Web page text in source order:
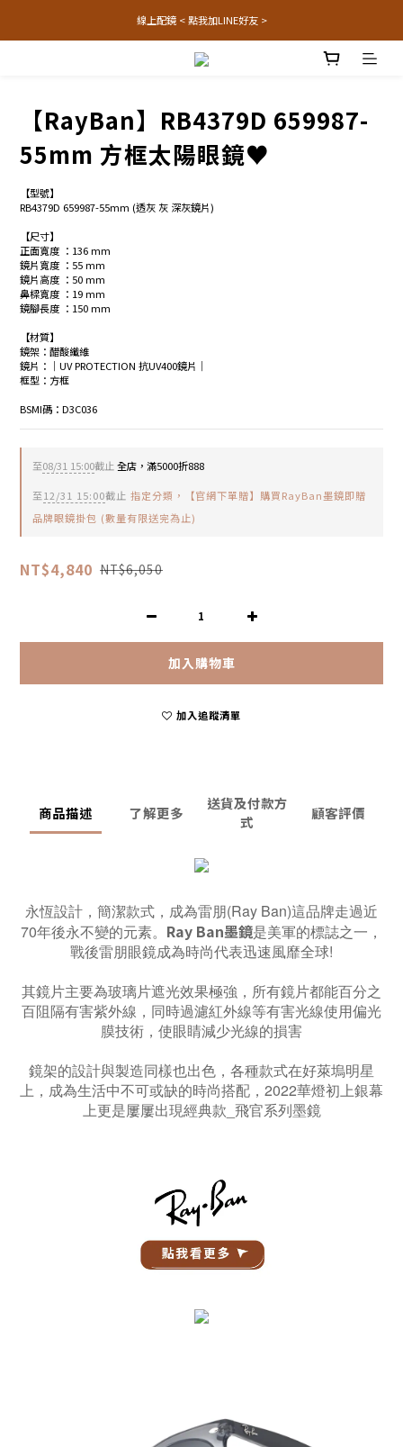
線上配鏡 < 點我加LINE好友 >
【RayBan】RB4379D 659987-
55mm 方框太陽眼鏡♥
【型號】
RB4379D 659987-55mm (透灰 灰 深灰鏡片)
【尺寸】
正面寬度 ：136 mm
鏡片寬度 ：55 mm
鏡片高度 ：50 mm
鼻樑寬度 ：19 mm
鏡腳長度 ：150 mm
【材質】
鏡架：醋酸纖維
鏡片：│UV PROTECTION 抗UV400鏡片│
框型：方框
BSMI碼：D3C036
至08/31 15:00截止全店，滿5000折888
至12/31 15:00截止 指定分類，【官網下單贈】購買RayBan墨鏡即贈
品牌眼鏡掛包 (數量有限送完為止)
NT$4,840 NT$6,050
加入購物車
加入追蹤清單
商品描述 了解更多
送貨及付款方
式
顧客評價
永恆設計，簡潔款式，成為雷朋(Ray Ban)這品牌走過近
70年後永不變的元素。 Ray Ban墨鏡是美軍的標誌之一，
戰後雷朋眼鏡成為時尚代表迅速風靡全球!
其鏡片主要為玻璃片遮光效果極強，所有鏡片都能百分之
百阻隔有害紫外線，同時過濾紅外線等有害光線使用偏光
膜技術，使眼睛減少光線的損害
鏡架的設計與製造同樣也出色，各種款式在好萊塢明星
上，成為生活中不可或缺的時尚搭配，2022華燈初上銀幕
上更是屢屢出現經典款_飛官系列墨鏡